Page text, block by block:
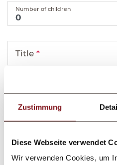
Zustimmung
Diese Webseite verwendet
Wir verwenden Cookies, um
Number of children
Title *
Last name
E-mail*